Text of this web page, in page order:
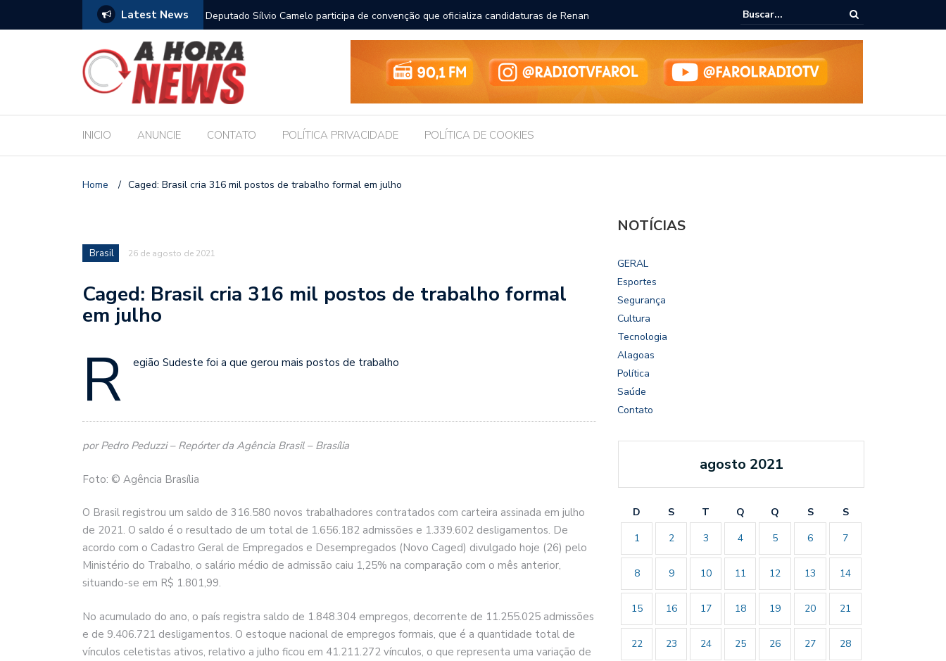
Latest News
sustentar família, aponta Dieese
Deputado Sílvio Camelo participa de convenção que oficializa candidaturas de Renan
Filho ao Governo e Renan Calheiros ao Senado
Chico Filho vai disputar o mandato de deputado federal nas eleições 2026
INICIO ANUNCIE CONTATO POLÍTICA PRIVACIDADE POLÍTICA DE COOKIES
Home / Caged: Brasil cria 316 mil postos de trabalho formal em julho
Brasil 26 de agosto de 2021
Caged: Brasil cria 316 mil postos de trabalho formal
em julho
R egião Sudeste foi a que gerou mais postos de trabalho
por Pedro Peduzzi – Repórter da Agência Brasil – Brasília
Foto: © Agência Brasília
O Brasil registrou um saldo de 316.580 novos trabalhadores contratados com carteira assinada em julho
de 2021. O saldo é o resultado de um total de 1.656.182 admissões e 1.339.602 desligamentos. De
acordo com o Cadastro Geral de Empregados e Desempregados (Novo Caged) divulgado hoje (26) pelo
Ministério do Trabalho, o salário médio de admissão caiu 1,25% na comparação com o mês anterior,
situando-se em R$ 1.801,99.
No acumulado do ano, o país registra saldo de 1.848.304 empregos, decorrente de 11.255.025 admissões
e de 9.406.721 desligamentos. O estoque nacional de empregos formais, que é a quantidade total de
vínculos celetistas ativos, relativo a julho ficou em 41.211.272 vínculos, o que representa uma variação de
NOTÍCIAS
GERAL
Esportes
Segurança
Cultura
Tecnologia
Alagoas
Política
Saúde
Contato
agosto 2021
D S T Q Q S
S
1
2 3 4 5 6 7
8 9 10 11 12 13 14
15 16 17 18 19 20 21
22 23 24 25 26 27 28